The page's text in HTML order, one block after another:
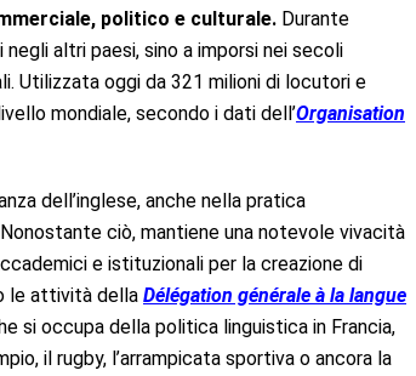
politico e culturale. Durante
altri paesi, sino a imporsi nei secoli
Utilizzata oggi da 321 milioni di locutori e
mondiale, secondo i dati dell’Organisation
dell’inglese, anche nella pratica
ciò, mantiene una notevole vivacità
e istituzionali per la creazione di
le attività della Délégation générale à la langue
si occupa della politica linguistica in Francia,
il rugby, l’arrampicata sportiva o ancora la